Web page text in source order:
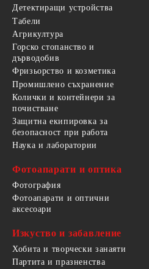
Детектиращи устройства
Табели
Агрикултура
Горско стопанство и
дърводобив
Фризьорство и козметика
Промишлено съхранение
Колички и контейнери за
почистване
Защитна екипировка за
безопасност при работа
Наука и лаборатории
Фотоапарати и оптика
Фотография
Фотоапарати и оптични
аксесоари
Изкуство и забавление
Хобита и творчески занаяти
Партита и празненства